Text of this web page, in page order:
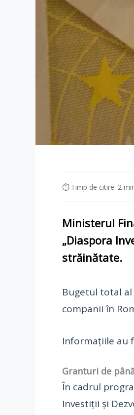
⏱ Timp de citire: 2
Ministerul
„Diaspora
străinătate.
Bugetul total
companii în
Informațiile au
Granturi de
În cadrul
Investiții și